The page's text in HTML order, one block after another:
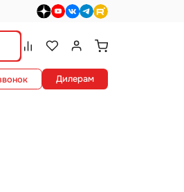
dzen>youtube>
vk>telegram>
rutube>
Сравнение.
Список избранного.
Войти или
Дилерам